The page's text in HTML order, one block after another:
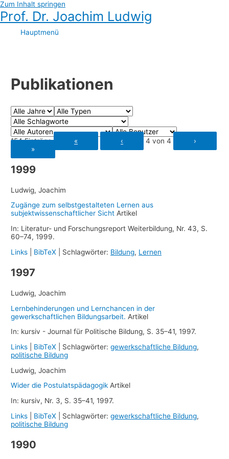
Zum Inhalt springen
Prof. Dr. Joachim Ludwig
Hauptmenü
Publikationen
154 Einträge « ‹ 4 von 4
›
»
1999
Ludwig, Joachim
Zugänge zum selbstgestalteten Lernen aus
subjektwissenschaftlicher Sicht Artikel
In: Literatur- und Forschungsreport Weiterbildung, Nr. 43, S.
60–74,1999.
Links
BibTeX Schlagwörter: Bildung, Lernen
1997
Ludwig, Joachim
Lernbehinderungen und Lernchancen in der
gewerkschaftlichen Bildungsarbeit. Artikel
In: kursiv - Journal für Politische Bildung, S. 35–41,1997.
Links
BibTeX Schlagwörter:gewerkschaftliche Bildung,
politische Bildung
Ludwig, Joachim
Wider die Postulatspädagogik Artikel
In: kursiv, Nr. 3, S. 35–41,1997.
Links
BibTeX Schlagwörter:gewerkschaftliche Bildung,
politische Bildung
1990